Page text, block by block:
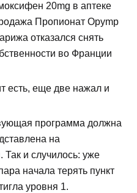
20mg в аптеке
Пропионат Opymp
отказался снять
во Франции
есть, еще две нажал и
программа должна
на
и случилось: уже
начала терять пункт
уровня 1.